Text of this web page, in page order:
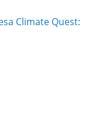
Climate Quest: